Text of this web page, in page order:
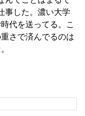
事した。濃い大学
代を送ってる。こ
さで済んでるのは